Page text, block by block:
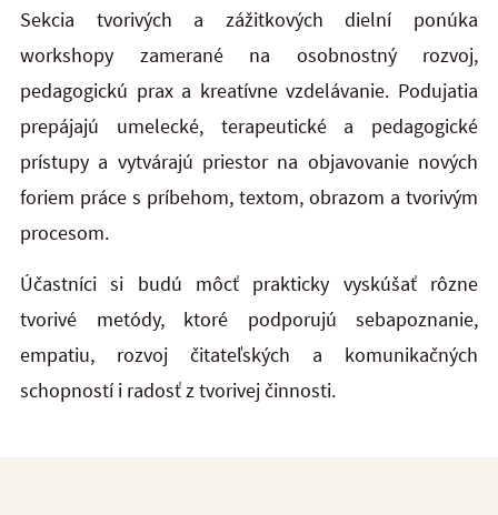
Sekcia tvorivých a zážitkových dielní ponúka
workshopy zamerané na osobnostný rozvoj,
pedagogickú prax a kreatívne vzdelávanie. Podujatia
prepájajú umelecké, terapeutické a pedagogické
prístupy a vytvárajú priestor na objavovanie nových
foriem práce s príbehom, textom, obrazom a tvorivým
procesom.
Účastníci si budú môcť prakticky vyskúšať rôzne
tvorivé metódy, ktoré podporujú sebapoznanie,
empatiu, rozvoj čitateľských a komunikačných
schopností i radosť z tvorivej činnosti.